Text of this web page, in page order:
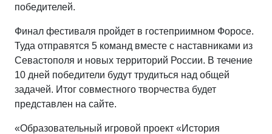
победителей.
Финал фестиваля пройдет в гостеприимном Форосе.
Туда отправятся 5 команд вместе с наставниками из
Севастополя и новых территорий России. В течение
10 дней победители будут трудиться над общей
задачей. Итог совместного творчества будет
представлен на сайте.
«Образовательный игровой проект «История